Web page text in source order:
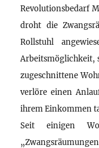
Revolutionsbedarf
droht die
Rollstuhl
Arbeitsmöglichkeit,
zugeschnittene
verlöre einen
ihrem Einkommen
Seit einigen